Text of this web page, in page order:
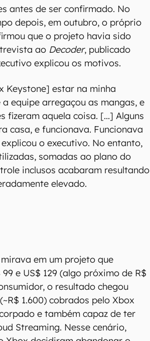
antes de ser confirmado. No
depois, em outubro, o próprio
que o projeto havia sido
ao Decoder, publicado
explicou os motivos.
Keystone] estar na minha
equipe arregaçou as mangas, e
fizeram aquela coisa. [...] Alguns
casa, e funcionava. Funcionava
o executivo. No entanto,
somadas ao plano do
inclusos acabaram resultando
elevado.
em um projeto que
e US$ 129 (algo próximo de R$
o resultado chegou
1.600) cobrados pelo Xbox
e também capaz de ter
Streaming. Nesse cenário,